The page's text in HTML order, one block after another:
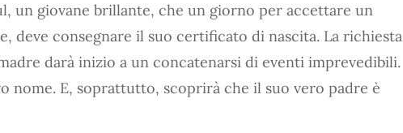
un giovane brillante, che un giorno per accettare un
deve consegnare il suo certificato di nascita. La richiesta
darà inizio a un concatenarsi di eventi imprevedibili.
nome. E, soprattutto, scoprirà che il suo vero padre è